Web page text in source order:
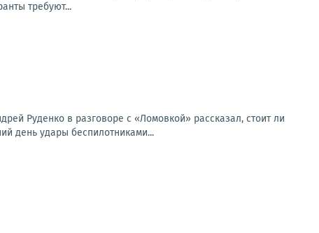
требуют...
Руденко в разговоре с «Ломовкой» рассказал, стоит ли
день удары беспилотниками...